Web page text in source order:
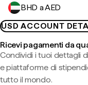
BHD a AED
USD ACCOUNT
Ricevi pagamenti da
Condividi i tuoi dettagli
e piattaforme di
tutto il mondo.